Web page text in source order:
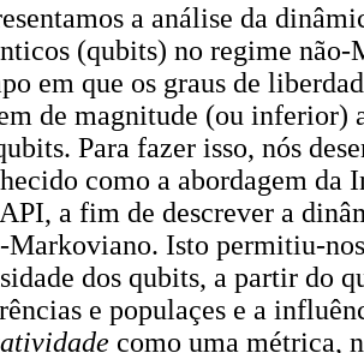
a análise da
(qubits) no regime
em que os graus de
de magnitude (ou inferior)
Para fazer isso, nós
como a abordagem da
a fim de descrever a
Markoviano. Isto permitiu-
dos qubits, a partir do
e populaçes e a
como uma métrica,